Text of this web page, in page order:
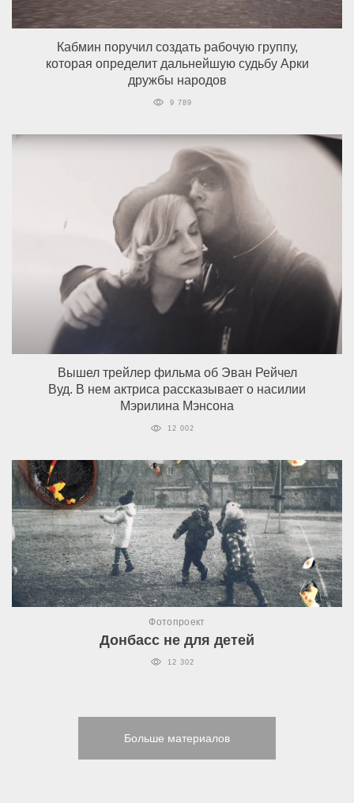
Кабмин поручил создать рабочую группу,
которая определит дальнейшую судьбу Арки
дружбы народов
9 789
Вышел трейлер фильма об Эван Рейчел
Вуд. В нем актриса рассказывает о насилии
Мэрилина Мэнсона
12 002
Фотопроект
Донбасс не для детей
12 302
Больше материалов